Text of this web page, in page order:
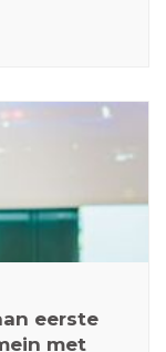
eerste
met